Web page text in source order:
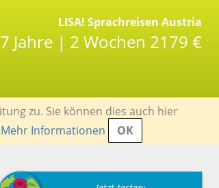
LISA! Sprachreisen Austria
Jahre | 2 Wochen 2179 €
zu. Sie können dies auch hier
Mehr Informationen OK